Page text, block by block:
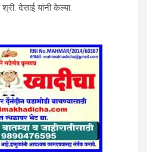
देसाई यांनी केल्या.